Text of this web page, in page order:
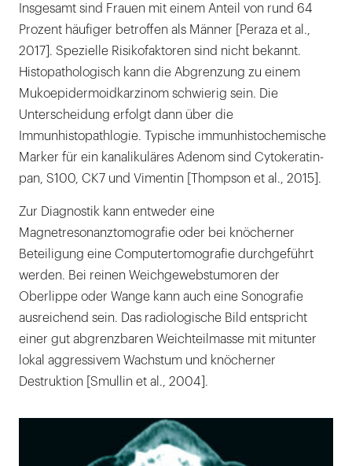
Insgesamt sind Frauen mit einem Anteil von rund 64
Prozent häufiger betroffen als Männer [Peraza et al.,
2017]. Spezielle Risikofaktoren sind nicht bekannt.
Histopathologisch kann die Abgrenzung zu einem
Mukoepidermoidkarzinom schwierig sein. Die
Unterscheidung erfolgt dann über die
Immunhistopathlogie. Typische immunhistochemische
Marker für ein kanalikuläres Adenom sind Cytokeratin-
pan, S100, CK7 und Vimentin [Thompson et al., 2015].
Zur Diagnostik kann entweder eine
Magnetresonanztomografie oder bei knöcherner
Beteiligung eine Computertomografie durchgeführt
werden. Bei reinen Weichgewebstumoren der
Oberlippe oder Wange kann auch eine Sonografie
ausreichend sein. Das radiologische Bild entspricht
einer gut abgrenzbaren Weichteilmasse mit mitunter
lokal aggressivem Wachstum und knöcherner
Destruktion [Smullin et al., 2004].